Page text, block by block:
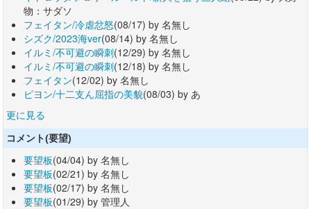
物：サダソ
フェイタン/冷虐忿怒(08/17) by 名無し
シズク/2023海ver(08/14) by 名無し
イルミ/不可避の瞬刺(12/29) by 名無し
イルミ/不可避の瞬刺(12/18) by 名無し
フェイタン(12/02) by 名無し
ピヨン/十二支ん屈指の美貌(08/03) by あ
更に見る
コメント(要望)
要望板(04/04) by 名無し
要望板(02/21) by 名無し
要望板(02/17) by 名無し
要望板(01/29) by 管理人